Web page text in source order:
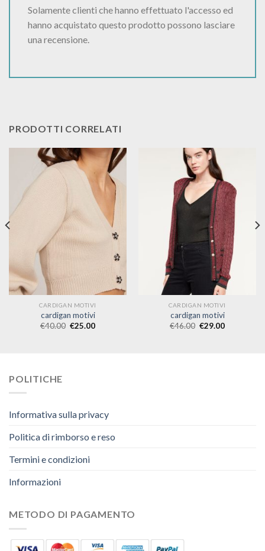
Solamente clienti che hanno effettuato l'accesso ed
hanno acquistato questo prodotto possono lasciare
una recensione.
PRODOTTI CORRELATI
CARDIGAN MOTIVI
cardigan motivi
€40.00 €25.00
CARDIGAN MOTIVI
cardigan motivi
€46.00 €29.00
POLITICHE
Informativa sulla privacy
Politica di rimborso e reso
Termini e condizioni
Informazioni
METODO DI PAGAMENTO